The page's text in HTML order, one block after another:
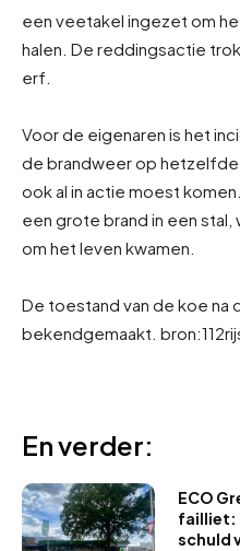
een veetakel ingezet om
halen. De reddingsactie
erf.
Voor de eigenaren is het
de brandweer op
ook al in actie moest
een grote brand in een
om het leven kwamen.
De toestand van de koe na
bekendgemaakt.
En verder:
ECO
failliet:
schuld